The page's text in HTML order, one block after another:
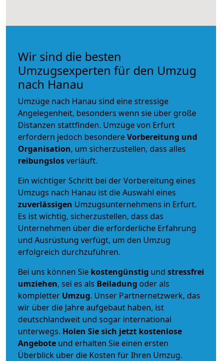
Wir sind die besten
Umzugsexperten für den Umzug
nach Hanau
Umzüge nach Hanau sind eine stressige
Angelegenheit, besonders wenn sie über große
Distanzen stattfinden. Umzüge von Erfurt
erfordern jedoch besondereVorbereitung und
Organisation, um sicherzustellen, dass alles
reibungslosverläuft.
Ein wichtiger Schritt bei der Vorbereitung eines
Umzugs nach Hanau ist die Auswahl eines
zuverlässigen Umzugsunternehmens in Erfurt.
Es ist wichtig, sicherzustellen, dass das
Unternehmen über die erforderliche Erfahrung
und Ausrüstung verfügt, um den Umzug
erfolgreich durchzuführen.
Bei uns können Sie kostengünstig und stressfrei
umziehen, sei es als Beiladung oder als
kompletter Umzug. Unser Partnernetzwerk, das
wir über die Jahre aufgebaut haben, ist
deutschlandweit und sogar international
unterwegs. Holen Sie sich jetzt kostenlose
Angebote und erhalten Sie einen ersten
Überblick über die Kosten für Ihren Umzug.